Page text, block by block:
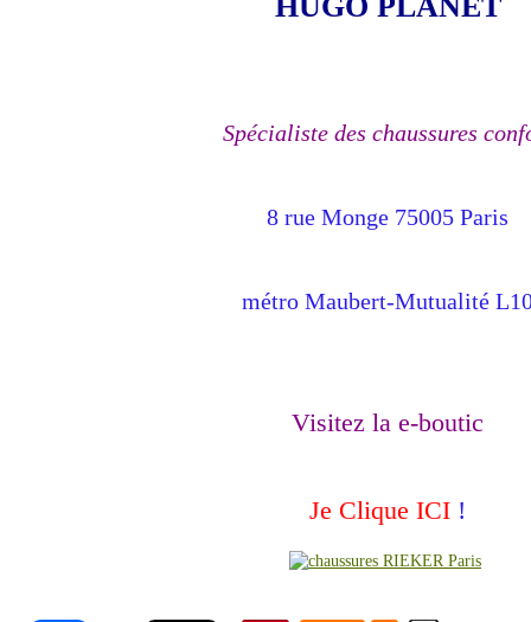
Spécialiste des chaussures
8 rue Monge 75005 Paris
métro Maubert-Mutualité
Visitez la e-boutic
Je Clique ICI !